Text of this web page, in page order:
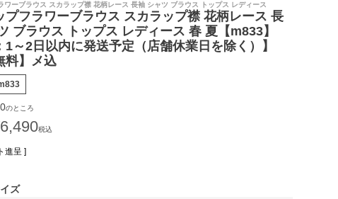
ワーブラウス スカラップ襟 花柄レース 長袖 シャツ ブラウス トップス レディース
プフラワーブラウス スカラップ襟 花柄レース 長
ブラウス トップス レディース 春 夏【m833】
1～2日以内に発送予定（店舗休業日を除く）】
料】メ込
のところ
6,490税込
進呈 ]
ズ